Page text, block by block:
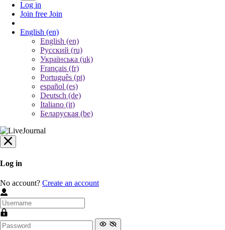
Log in
Join free Join
English (en)
English (en)
Русский (ru)
Українська (uk)
Français (fr)
Português (pt)
español (es)
Deutsch (de)
Italiano (it)
Беларуская (be)
Log in
No account? Create an account